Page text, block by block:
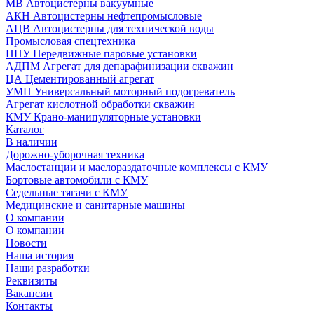
МВ Автоцистерны вакуумные
АКН Автоцистерны нефтепромысловые
АЦВ Автоцистерны для технической воды
Промысловая спецтехника
ППУ Передвижные паровые установки
АДПМ Агрегат для депарафинизации скважин
ЦА Цементированный агрегат
УМП Универсальный моторный подогреватель
Агрегат кислотной обработки скважин
КМУ Крано-манипуляторные установки
Каталог
В наличии
Дорожно-уборочная техника
Маслостанции и маслораздаточные комплексы с КМУ
Бортовые автомобили с КМУ
Седельные тягачи с КМУ
Медицинские и санитарные машины
О компании
О компании
Новости
Наша история
Наши разработки
Реквизиты
Вакансии
Контакты